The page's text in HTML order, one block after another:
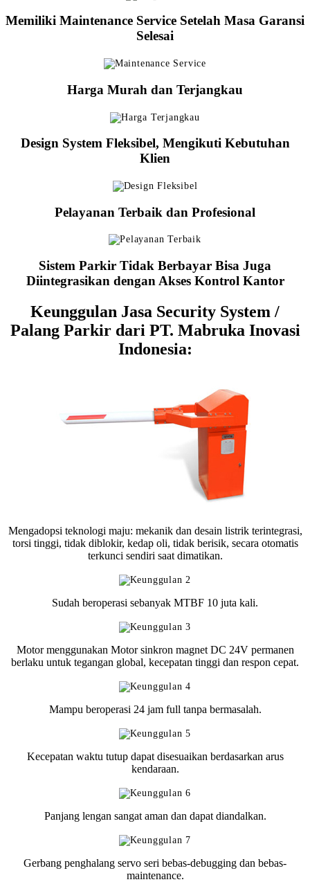
Memiliki Maintenance Service Setelah Masa Garansi
Selesai
Harga Murah dan Terjangkau
Design System Fleksibel, Mengikuti Kebutuhan
Klien
Pelayanan Terbaik dan Profesional
Sistem Parkir Tidak Berbayar Bisa Juga
Diintegrasikan dengan Akses Kontrol Kantor
Keunggulan Jasa Security System /
Palang Parkir dari PT. Mabruka Inovasi
Indonesia:
Mengadopsi teknologi maju: mekanik dan desain listrik terintegrasi,
torsi tinggi, tidak diblokir, kedap oli, tidak berisik, secara otomatis
terkunci sendiri saat dimatikan.
Sudah beroperasi sebanyak MTBF 10 juta kali.
Motor menggunakan Motor sinkron magnet DC 24V permanen
berlaku untuk tegangan global, kecepatan tinggi dan respon cepat.
Mampu beroperasi 24 jam full tanpa bermasalah.
Kecepatan waktu tutup dapat disesuaikan berdasarkan arus
kendaraan.
Panjang lengan sangat aman dan dapat diandalkan.
Gerbang penghalang servo seri bebas-debugging dan bebas-
maintenance.